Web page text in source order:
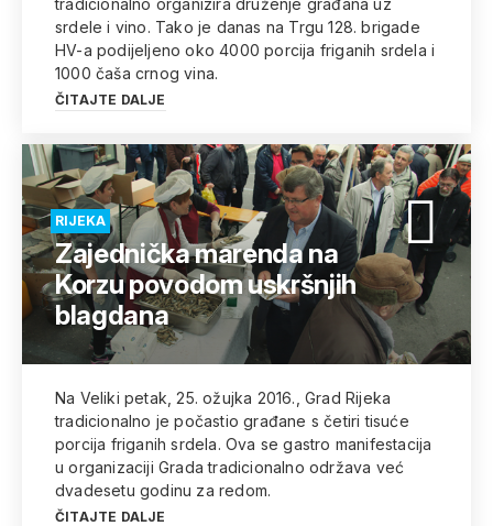
tradicionalno organizira druženje građana uz
srdele i vino. Tako je danas na Trgu 128. brigade
HV-a podijeljeno oko 4000 porcija friganih srdela i
1000 čaša crnog vina.
ČITAJTE DALJE
RIJEKA
Zajednička marenda na
Korzu povodom uskršnjih
blagdana
Na Veliki petak, 25. ožujka 2016., Grad Rijeka
tradicionalno je počastio građane s četiri tisuće
porcija friganih srdela. Ova se gastro manifestacija
u organizaciji Grada tradicionalno održava već
dvadesetu godinu za redom.
ČITAJTE DALJE